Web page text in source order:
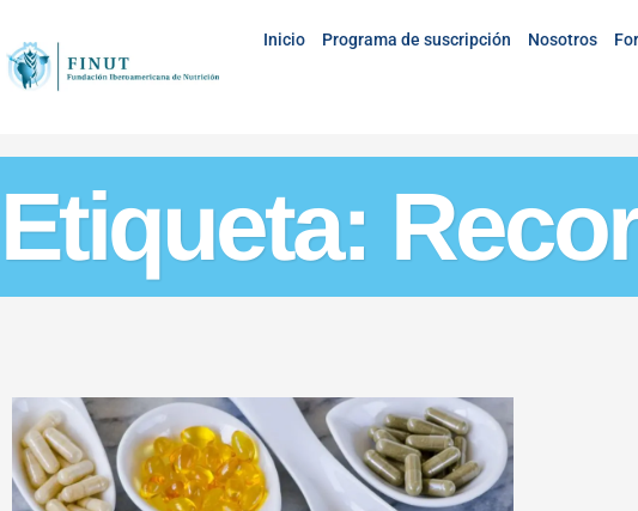
Inicio Programa de suscripción Nosotros
Etiqueta: